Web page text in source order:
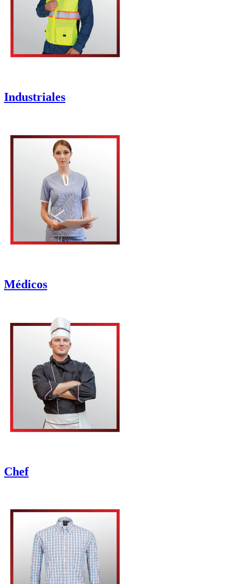
Industriales
Médicos
Chef